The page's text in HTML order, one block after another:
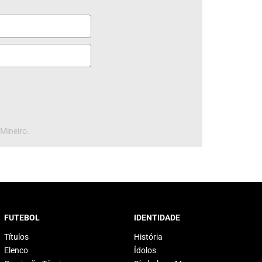
FUTEBOL
Títulos
Elenco
IDENTIDADE
História
Ídolos